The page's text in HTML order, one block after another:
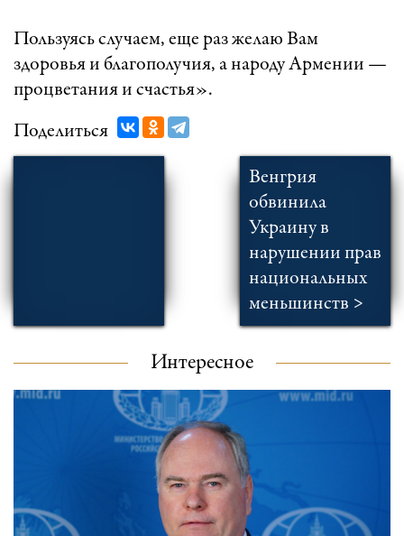
Пользуясь случаем, еще раз желаю Вам
здоровья и благополучия, а народу Армении —
процветания и счастья».
Поделиться
Венгрия
обвинила
Украину в
нарушении прав
национальных
меньшинств >
Интересное